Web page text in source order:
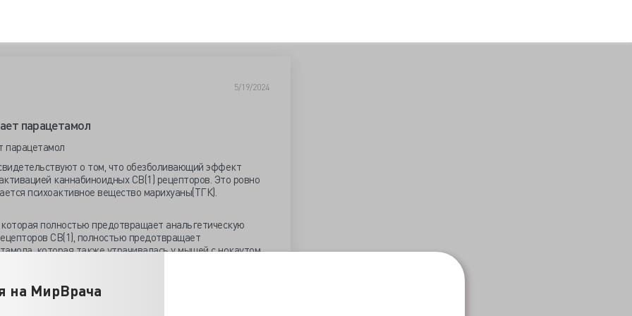
на МирВрача
5/19/2024
парацетамол
о том, что обезболивающий эффект
каннабиноидных CB(1) рецепторов. Это ровно
психоактивное вещество марихуаны(ТГК).
полностью предотвращает анальгетическую
CB(1), полностью предотвращает
которая также утрачивалась у мышей с нокаутом